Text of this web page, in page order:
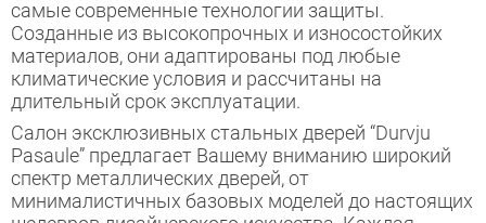
самые современные технологии защиты.
Созданные из высокопрочных и износостойких
материалов, они адаптированы под любые
климатические условия и рассчитаны на
длительный срок эксплуатации.
Салон эксклюзивных стальных дверей “Durvju
Pasaule” предлагает Вашему вниманию широкий
спектр металлических дверей, от
минималистичных базовых моделей до настоящих
В ДОМ
ДВЕРИ
ОБОИ
коллекция
входные двери для
входные двери для
двери с МДФ
входные двери
64mm
входные двери
GLASS
INOX
CLASSIC
MODERN
классика
двери
коллекция
коллекция
конфиденциальности
Cookies